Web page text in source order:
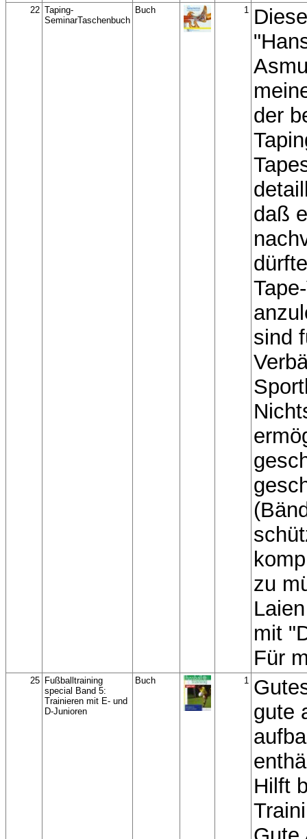
22 Taping-
SeminarTaschenbuch
Buch 1
der
daß
sind
zu
mit
Für
25 Fußballtraining
special Band 5:
Trainieren mit E- und
D-Junioren
Buch 1
gute
Hilft